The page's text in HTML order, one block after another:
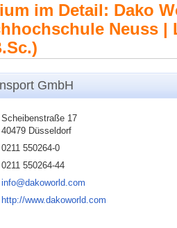
im Detail: Dako
Neuss
GmbH
Scheibenstraße 17
40479 Düsseldorf
0211 550264-0
0211 550264-44
info@dakoworld.com
http://www.dakoworld.com